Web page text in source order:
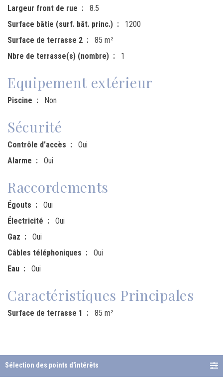
Largeur front de rue
8.5
Surface bâtie (surf. bât. princ.)
1200
Surface de terrasse 2
85 m²
Nbre de terrasse(s) (nombre)
1
Equipement extérieur
Piscine Non
Sécurité
Contrôle d'accès
Oui
Alarme
Oui
Raccordements
Égouts
Oui
Électricité
Oui
Gaz
Oui
Câbles téléphoniques
Oui
Eau
Oui
Caractéristiques Principales
Surface de terrasse 1 85 m²
Sélection des points d'intérêts